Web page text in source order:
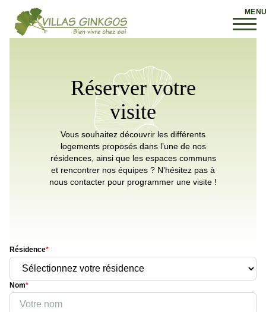
Réserver votre
visite
Vous souhaitez découvrir les différents
logements proposés dans l’une de nos
résidences, ainsi que les espaces communs
et rencontrer nos équipes ? N’hésitez pas à
nous contacter pour programmer une visite !
Résidence*
Nom*